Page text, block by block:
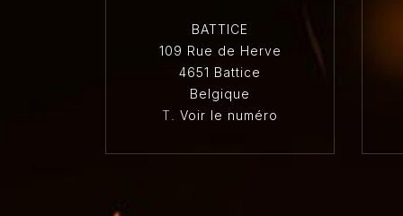
BATTICE
109 Rue de Herve
4651 Battice
Belgique
T. Voir le numéro